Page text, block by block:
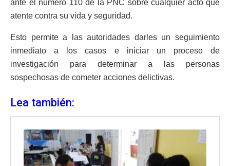
ante el número 110 de la PNC sobre cualquier acto que
atente contra su vida y seguridad.
Esto permite a las autoridades darles un seguimiento
inmediato a los casos e iniciar un proceso de
investigación para determinar a las personas
sospechosas de cometer acciones delictivas.
Lea también: